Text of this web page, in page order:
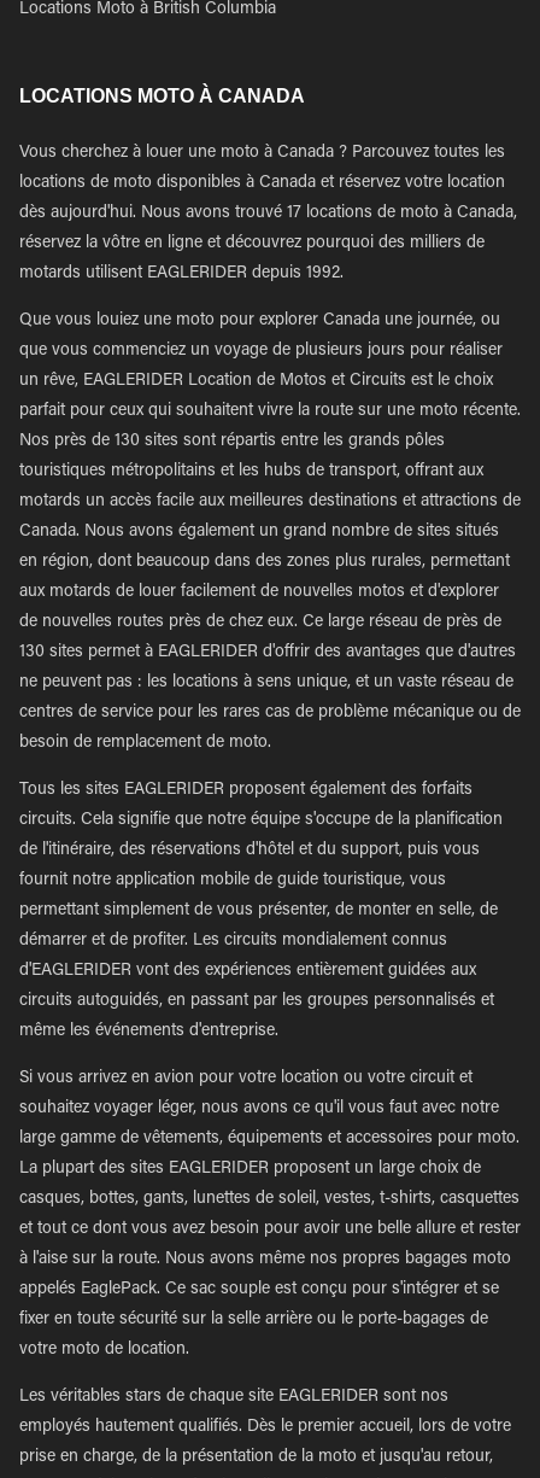
Locations Moto à British Columbia
LOCATIONS MOTO À CANADA
Vous cherchez à louer une moto à Canada ? Parcouvez toutes les
locations de moto disponibles à Canada et réservez votre location
dès aujourd'hui. Nous avons trouvé 17 locations de moto à Canada,
réservez la vôtre en ligne et découvrez pourquoi des milliers de
motards utilisent EAGLERIDER depuis 1992.
Que vous louiez une moto pour explorer Canada une journée, ou
que vous commenciez un voyage de plusieurs jours pour réaliser
un rêve, EAGLERIDER Location de Motos et Circuits est le choix
parfait pour ceux qui souhaitent vivre la route sur une moto récente.
Nos près de 130 sites sont répartis entre les grands pôles
touristiques métropolitains et les hubs de transport, offrant aux
motards un accès facile aux meilleures destinations et attractions de
Canada. Nous avons également un grand nombre de sites situés
en région, dont beaucoup dans des zones plus rurales, permettant
aux motards de louer facilement de nouvelles motos et d'explorer
de nouvelles routes près de chez eux. Ce large réseau de près de
130 sites permet à EAGLERIDER d'offrir des avantages que d'autres
ne peuvent pas : les locations à sens unique, et un vaste réseau de
centres de service pour les rares cas de problème mécanique ou de
besoin de remplacement de moto.
Tous les sites EAGLERIDER proposent également des forfaits
circuits. Cela signifie que notre équipe s'occupe de la planification
de l'itinéraire, des réservations d'hôtel et du support, puis vous
fournit notre application mobile de guide touristique, vous
permettant simplement de vous présenter, de monter en selle, de
démarrer et de profiter. Les circuits mondialement connus
d'EAGLERIDER vont des expériences entièrement guidées aux
circuits autoguidés, en passant par les groupes personnalisés et
même les événements d'entreprise.
Si vous arrivez en avion pour votre location ou votre circuit et
souhaitez voyager léger, nous avons ce qu'il vous faut avec notre
large gamme de vêtements, équipements et accessoires pour moto.
La plupart des sites EAGLERIDER proposent un large choix de
casques, bottes, gants, lunettes de soleil, vestes, t-shirts, casquettes
et tout ce dont vous avez besoin pour avoir une belle allure et rester
à l'aise sur la route. Nous avons même nos propres bagages moto
appelés EaglePack. Ce sac souple est conçu pour s'intégrer et se
fixer en toute sécurité sur la selle arrière ou le porte-bagages de
votre moto de location.
Les véritables stars de chaque site EAGLERIDER sont nos
employés hautement qualifiés. Dès le premier accueil, lors de votre
prise en charge, de la présentation de la moto et jusqu'au retour,